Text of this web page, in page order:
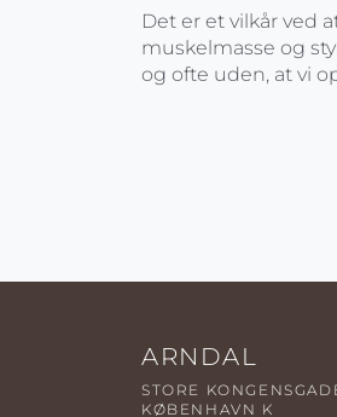
Det er et vilkår ved
muskelmasse og
og ofte uden, at vi
ARNDAL
STORE
KØBENHAVN K